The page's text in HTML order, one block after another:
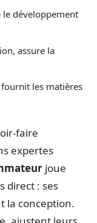
développement
assure la
les matières
faire
expertes
joue
direct : ses
la conception.